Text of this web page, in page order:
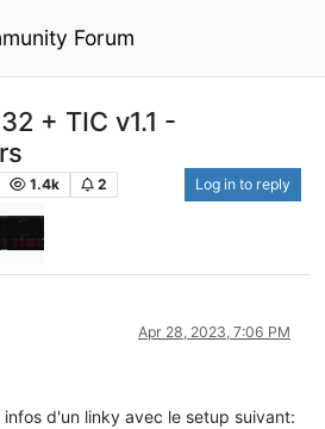
Forum
+ TIC v1.1 -
1.4k 2 Log in to reply
Apr 28, 2023, 7:06 PM
d'un linky avec le setup suivant: